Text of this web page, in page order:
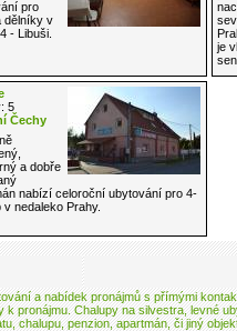
pro
dělníky v
- Libuši.
je
5
Čechy
a dobře
nabízí celoroční ubytování pro 4-
v nedaleko Prahy.
a nabídek pronájmů s přímými
k pronájmu. Chalupy na silvestra,levné
chalupu, penzion, apartmán, či jiný